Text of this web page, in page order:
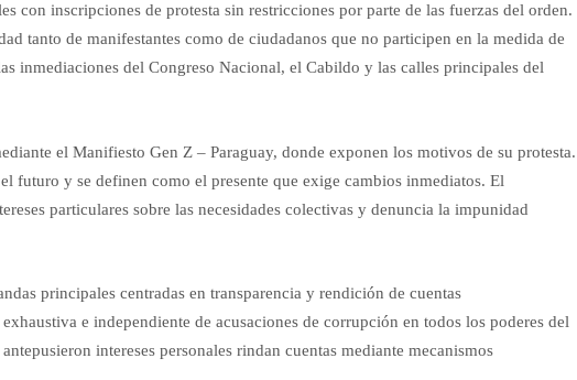
con inscripciones de protesta sin restricciones por parte de las fuerzas del orden.
tanto de manifestantes como de ciudadanos que no participen en la medida de
inmediaciones del Congreso Nacional, el Cabildo y las calles principales del
el Manifiesto Gen Z – Paraguay, donde exponen los motivos de su protesta.
futuro y se definen como el presente que exige cambios inmediatos. El
particulares sobre las necesidades colectivas y denuncia la impunidad
principales centradas en transparencia y rendición de cuentas
e independiente de acusaciones de corrupción en todos los poderes del
intereses personales rindan cuentas mediante mecanismos